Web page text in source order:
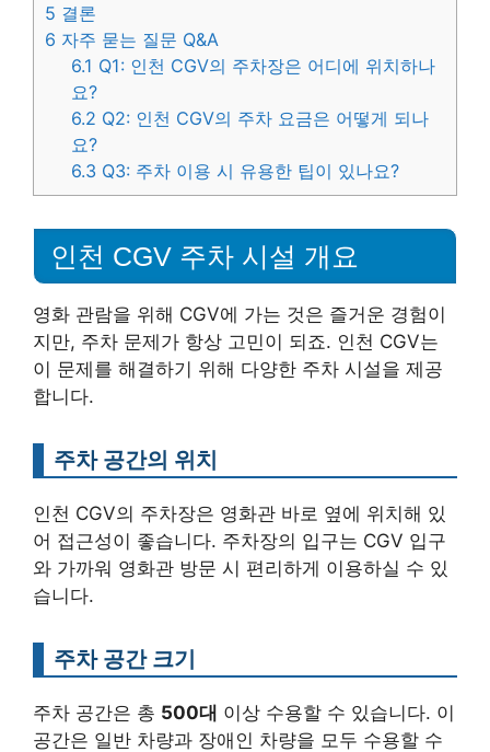
5 결론
6 자주 묻는 질문 Q&A
6.1 Q1: 인천 CGV의 주차장은 어디에 위치하나
요?
6.2 Q2: 인천 CGV의 주차 요금은 어떻게 되나
요?
6.3 Q3: 주차 이용 시 유용한 팁이 있나요?
인천 CGV 주차 시설 개요
영화 관람을 위해 CGV에 가는 것은 즐거운 경험이
지만, 주차 문제가 항상 고민이 되죠. 인천 CGV는
이 문제를 해결하기 위해 다양한 주차 시설을 제공
합니다.
주차 공간의 위치
인천 CGV의 주차장은 영화관 바로 옆에 위치해 있
어 접근성이 좋습니다. 주차장의 입구는 CGV 입구
와 가까워 영화관 방문 시 편리하게 이용하실 수 있
습니다.
주차 공간 크기
주차 공간은 총 500대 이상 수용할 수 있습니다. 이
공간은 일반 차량과 장애인 차량을 모두 수용할 수